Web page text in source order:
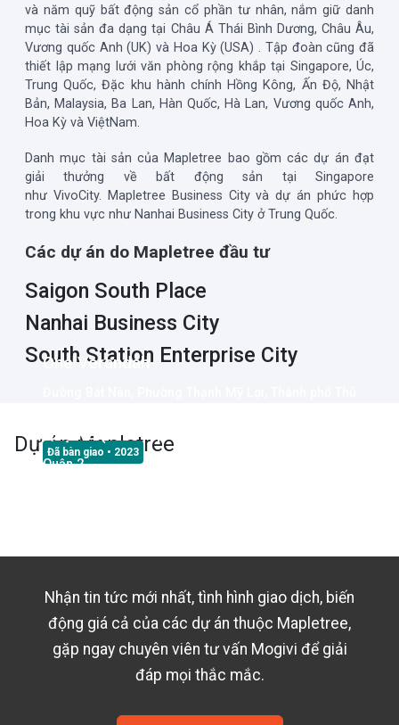
và năm quỹ bất động sản cổ phần tư nhân, nắm giữ danh
mục tài sản đa dạng tại Châu Á Thái Bình Dương, Châu Âu,
Vương quốc Anh (UK) và Hoa Kỳ (USA) . Tập đoàn cũng đã
thiết lập mạng lưới văn phòng rộng khắp tại Singapore, Úc,
Trung Quốc, Đặc khu hành chính Hồng Kông, Ấn Độ, Nhật
Bản, Malaysia, Ba Lan, Hàn Quốc, Hà Lan, Vương quốc Anh,
Hoa Kỳ và ViệtNam.
Danh mục tài sản của Mapletree bao gồm các dự án đạt
giải thưởng về bất động sản tại Singapore
như VivoCity. Mapletree Business City và dự án phức hợp
trong khu vực như Nanhai Business City ở Trung Quốc.
Các dự án do Mapletree đầu tư
Saigon South Place
Nanhai Business City
South Station Enterprise City
Dự ánMapletree
One Verandah
Đã bàn giao • 2023
Quận 2 (Thành phố Thủ Đức)
Quận 2
Nhận tin tức mới nhất, tình hình giao dịch, biến
động giá cả của các dự án thuộc Mapletree,
gặp ngay chuyên viên tư vấn Mogivi để giải
đáp mọi thắc mắc.